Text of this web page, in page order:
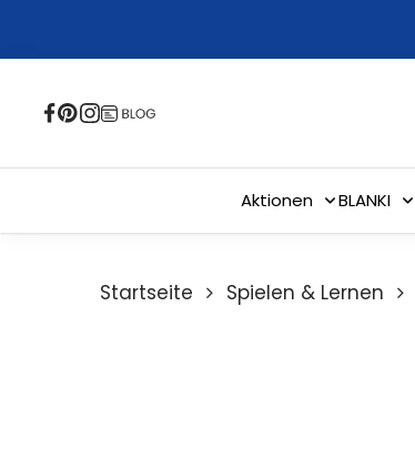
content
Aktionen BLANKI
Startseite Spielen & Lernen